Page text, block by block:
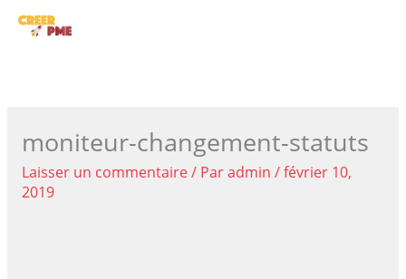
moniteur-changement-statuts
Laisser un commentaire/ Paradmin /février 10,
2019